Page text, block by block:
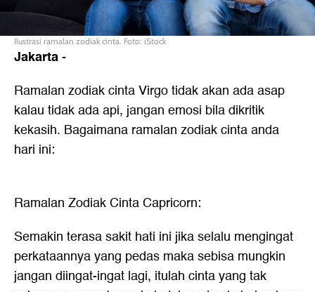
Ilustrasi ramalan zodiak cinta. Foto: iStock
Jakarta-
Ramalan zodiak cinta Virgo tidak akan ada asap
kalau tidak ada api, jangan emosi bila dikritik
kekasih. Bagaimana ramalan zodiak cintaanda
hari ini:
Ramalan Zodiak Cinta Capricorn:
Semakin terasa sakit hati ini jika selalu mengingat
perkataannya yang pedas maka sebisa mungkin
jangan diingat-ingat lagi, itulah cinta yang tak